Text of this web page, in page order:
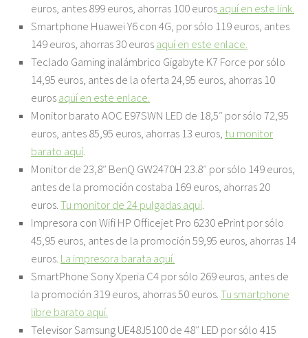
euros, antes 899 euros, ahorras 100 eurosaquí en este link.
Smartphone Huawei Y6 con 4G, por sólo 119 euros, antes
149 euros, ahorras 30 eurosaquí en este enlace.
Teclado Gaming inalámbrico Gigabyte K7 Force por sólo
14,95 euros, antes de la oferta 24,95 euros, ahorras 10
eurosaquí en este enlace.
Monitor barato AOC E97SWN LED de 18,5″ por sólo 72,95
euros, antes 85,95 euros, ahorras 13 euros, tu monitor
barato aquí.
Monitor de 23,8″ BenQ GW2470H 23.8″ por sólo 149 euros,
antes de la promoción costaba 169 euros, ahorras 20
euros.Tu monitor de 24 pulgadas aquí.
Impresora con Wifi HP Officejet Pro 6230 ePrint por sólo
45,95 euros, antes de la promoción 59,95 euros, ahorras 14
euros. La impresora barata aquí.
SmartPhone Sony Xperia C4 por sólo 269 euros, antes de
la promoción 319 euros, ahorras 50 euros.Tu smartphone
libre barato aquí.
Televisor Samsung UE48J5100 de 48″ LED por sólo 415